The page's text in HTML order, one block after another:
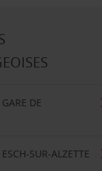
DE
SUR-ALZETTE